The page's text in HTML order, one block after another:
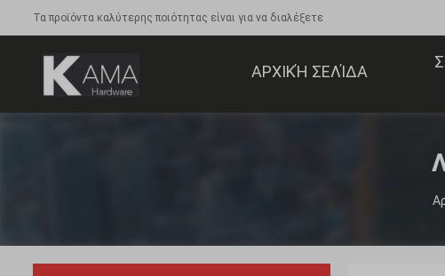
Τα προϊόντα καλύτερης ποιότητας είναι για να διαλέξετε
ΑΡΧΙΚΉ ΣΕΛΊΔΑ